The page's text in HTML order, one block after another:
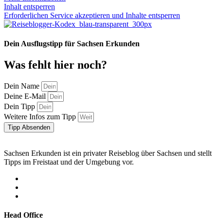
Inhalt entsperren
Erforderlichen Service akzeptieren und Inhalte entsperren
Dein Ausflugstipp für Sachsen Erkunden
Was fehlt hier noch?
Dein Name
Deine E-Mail
Dein Tipp
Weitere Infos zum Tipp
Tipp Absenden
Sachsen Erkunden ist ein privater Reiseblog über Sachsen und stellt
Tipps im Freistaat und der Umgebung vor.
Head Office